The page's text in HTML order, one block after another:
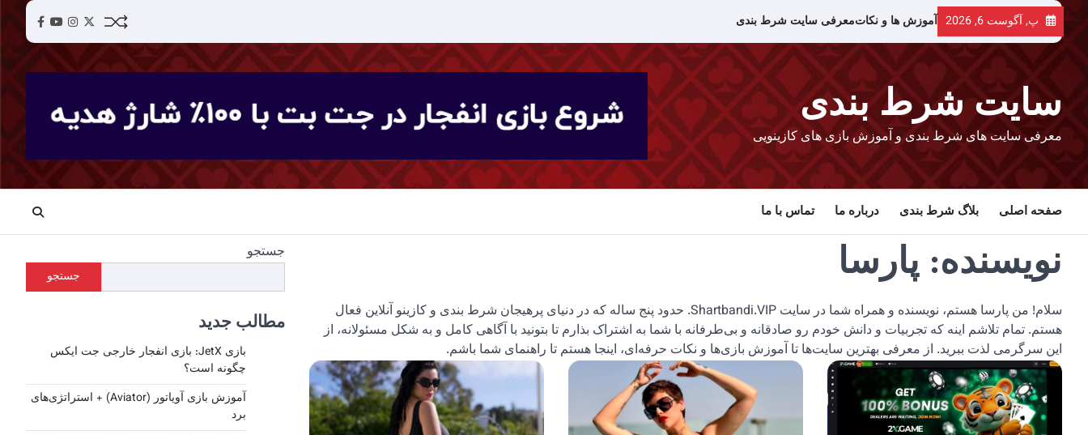
پرش
محتوا
پ, آگوست 6, 2026 آموزش ها و نکاتمعرفی سایت شرط بندی Twitter
Instagram
YouTube
سایت شرط بندی
معرفی سایت های شرط بندی و آموزش بازی های کازینویی
صفحه اصلی بلاگ شرط بندی درباره ما تماس با ما
نویسنده: پارسا
سلام! من پارسا هستم، نویسنده و همراه شما در سایت Shartbandi.VIP. حدود پنج ساله که در دنیای پرهیجان شرط بندی و کازینو آنلاین فعال
هستم. تمام تلاشم اینه که تجربیات و دانش خودم رو صادقانه و بی‌طرفانه با شما به اشتراک بذارم تا بتونید با آگاهی کامل و به شکل مسئولانه، از
این سرگرمی لذت ببرید. از معرفی بهترین سایت‌ها تا آموزش بازی‌ها و نکات حرفه‌ای، اینجا هستم تا راهنمای شما باشم.
جستجو
جستجو
مطالب جدید
بازی JetX: بازی انفجار خارجی جت ایکس
چگونه است؟
آموزش بازی آویاتور (Aviator) + استراتژی‌های
برد